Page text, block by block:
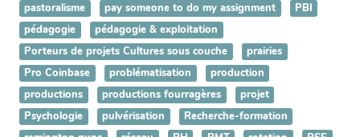
pastoralisme
pay someone to do my assignment
PBI
pédagogie
pédagogie & exploitation
Porteurs de projets Cultures sous couche
prairies
Pro Coinbase
problématisation
production
productions
productions fourragères
projet
Psychologie
pulvérisation
Recherche-formation